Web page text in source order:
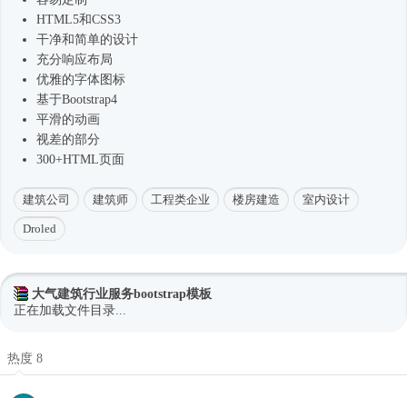
HTML5和CSS3
干净和简单的设计
充分响应布局
优雅的字体图标
基于Bootstrap4
平滑的动画
视差的部分
300+HTML页面
建筑公司 建筑师 工程类企业 楼房建造 室内设计
Droled
大气建筑行业服务bootstrap模板
正在加载文件目录...
热度 8